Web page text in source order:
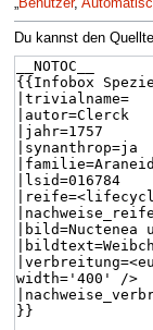
„Benutzer,
Du kannst den